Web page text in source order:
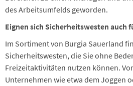
des Arbeitsumfelds geworden.
Eignen sich Sicherheitswesten auch
Im Sortiment von Burgia Sauerland
Sicherheitswesten, die Sie ohne
Freizeitaktivitäten nutzen können.
Unternehmen wie etwa dem Joggen